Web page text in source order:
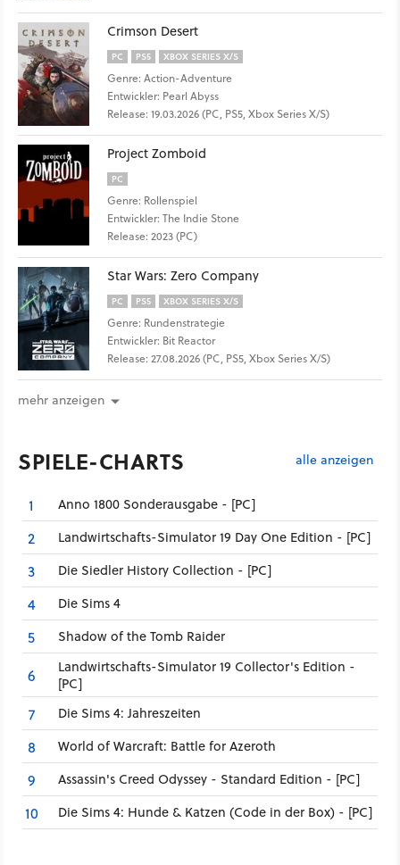
Crimson Desert
PC PS5 XBOX SERIES X/S
Genre: Action-Adventure
Entwickler: Pearl Abyss
Release: 19.03.2026 (PC, PS5, Xbox Series X/S)
Project Zomboid
PC
Genre: Rollenspiel
Entwickler: The Indie Stone
Release: 2023 (PC)
Star Wars: Zero Company
PC PS5 XBOX SERIES X/S
Genre: Rundenstrategie
Entwickler: Bit Reactor
Release: 27.08.2026 (PC, PS5, Xbox Series X/S)
mehr anzeigen
SPIELE-CHARTS alle anzeigen
1 Anno 1800 Sonderausgabe - [PC]
2 Landwirtschafts-Simulator 19 Day One Edition - [PC]
3 Die Siedler History Collection - [PC]
4 Die Sims 4
5 Shadow of the Tomb Raider
6
Landwirtschafts-Simulator 19 Collector's Edition -
[PC]
7 Die Sims 4: Jahreszeiten
8 World of Warcraft: Battle for Azeroth
9 Assassin's Creed Odyssey - Standard Edition - [PC]
10 Die Sims 4: Hunde & Katzen (Code in der Box) - [PC]